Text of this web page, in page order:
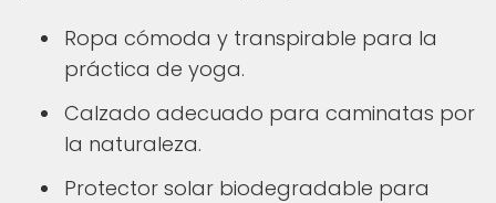
Ropa cómoda y transpirable para la
práctica de yoga.
Calzado adecuado para caminatas por
la naturaleza.
Protector solar biodegradable para